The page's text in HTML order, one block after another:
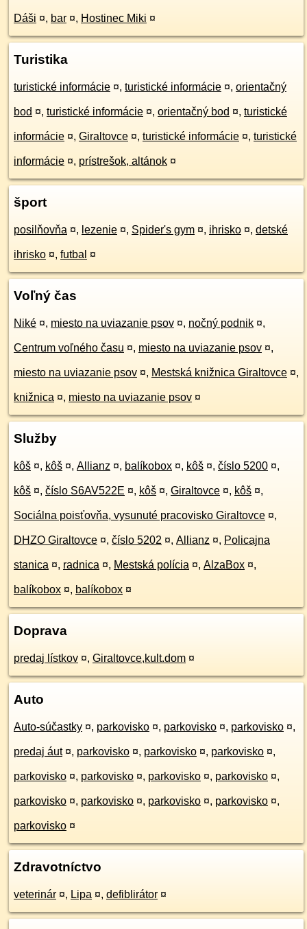
Dáši ¤, bar ¤, Hostinec Miki ¤
Turistika
turistické informácie ¤, turistické informácie ¤, orientačný
bod ¤, turistické informácie ¤, orientačný bod ¤, turistické
informácie ¤, Giraltovce ¤, turistické informácie ¤, turistické
informácie ¤, prístrešok, altánok ¤
šport
posilňovňa ¤, lezenie ¤, Spider's gym ¤, ihrisko ¤, detské
ihrisko ¤, futbal ¤
Voľný čas
Niké ¤, miesto na uviazanie psov ¤, nočný podnik ¤,
Centrum voľného času ¤, miesto na uviazanie psov ¤,
miesto na uviazanie psov ¤, Mestská knižnica Giraltovce ¤,
knižnica ¤, miesto na uviazanie psov ¤
Služby
kôš ¤, kôš ¤, Allianz ¤, balíkobox ¤, kôš ¤, číslo 5200 ¤,
kôš ¤, číslo S6AV522E ¤, kôš ¤, Giraltovce ¤, kôš ¤,
Sociálna poisťovňa, vysunuté pracovisko Giraltovce ¤,
DHZO Giraltovce ¤, číslo 5202 ¤, Allianz ¤, Policajna
stanica ¤, radnica ¤, Mestská polícia ¤, AlzaBox ¤,
balíkobox ¤, balíkobox ¤
Doprava
predaj lístkov ¤, Giraltovce,kult.dom ¤
Auto
Auto-súčastky ¤, parkovisko ¤, parkovisko ¤, parkovisko ¤,
predaj áut ¤, parkovisko ¤, parkovisko ¤, parkovisko ¤,
parkovisko ¤, parkovisko ¤, parkovisko ¤, parkovisko ¤,
parkovisko ¤, parkovisko ¤, parkovisko ¤, parkovisko ¤,
parkovisko ¤
Zdravotníctvo
veterinár ¤, Lipa ¤, defiblirátor ¤